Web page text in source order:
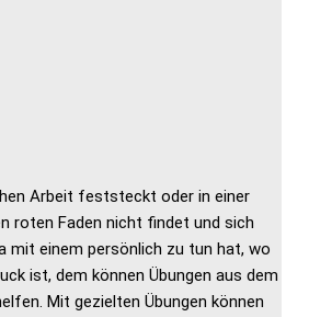
Arbeit feststeckt oder in einer
roten Faden nicht findet und sich
mit einem persönlich zu tun hat, wo
ist, dem können Übungen aus dem
Mit gezielten Übungen können